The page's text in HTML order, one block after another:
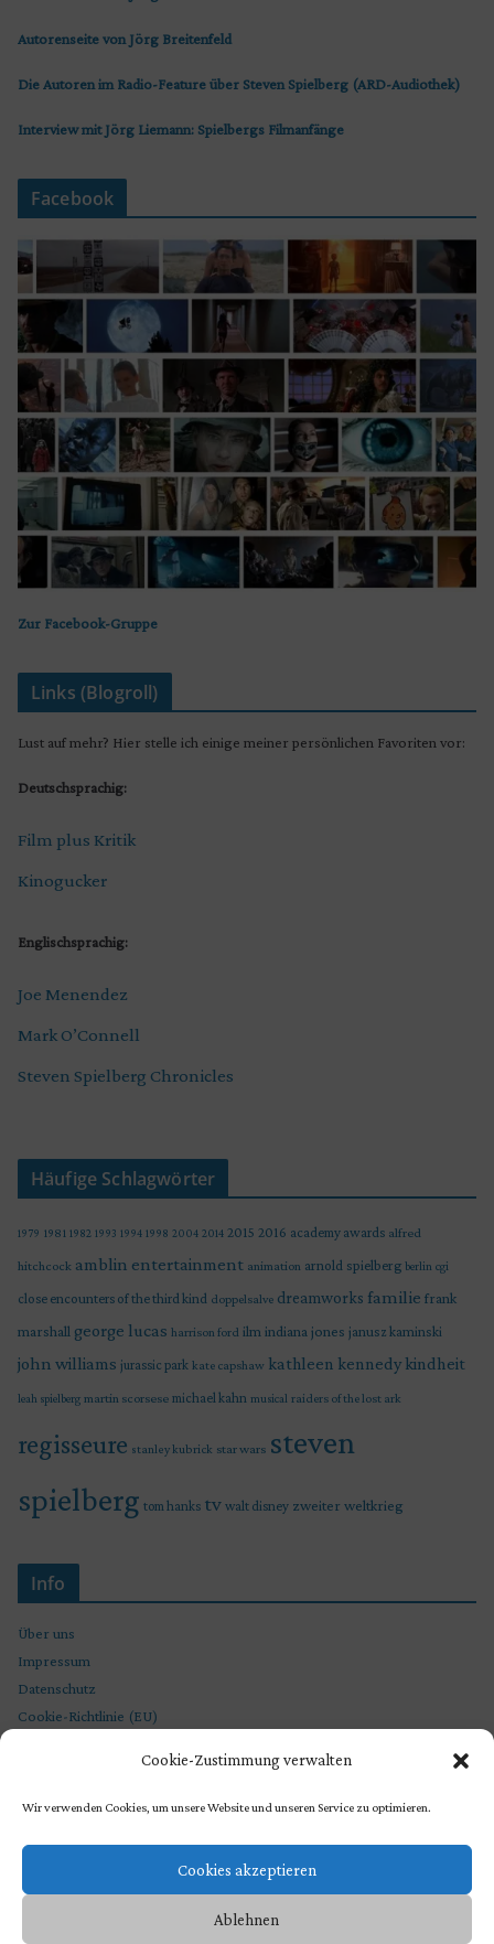
Cookie-Zustimmung verwalten
Wir verwenden Cookies, um unsere Website und unseren Service zu optimieren.
Cookies akzeptieren
Ablehnen
Autorenseite von Jörg Breitenfeld
Die Autoren im Radio-Feature über Steven Spielberg (ARD-Audiothek)
Interview mit Jörg Liemann: Spielbergs Filmanfänge
Facebook
Zur Facebook-Gruppe
Links (Blogroll)
Lust auf mehr? Hier stelle ich einige meiner persönlichen Favoriten vor:
Deutschsprachig:
Film plus Kritik
Kinogucker
Englischsprachig:
Joe Menendez
Mark O’Connell
Steven Spielberg Chronicles
Häufige Schlagwörter
1979 1981 1982 1993 1994 1998 2004 2014 2015 2016 academy awards alfred
hitchcock amblin entertainment animation arnold spielberg berlin cgi
close encounters of the third kind doppelsalve dreamworks familie frank
marshall george lucas harrison ford ilm indiana jones janusz kaminski
john williams jurassic park kate capshaw kathleen kennedy kindheit
leah spielberg martin scorsese michael kahn musical raiders of the lost ark
regisseure stanley kubrick star wars steven
spielberg tom hanks tv walt disney zweiter weltkrieg
Info
Über uns
Impressum
Datenschutz
Cookie-Richtlinie (EU)